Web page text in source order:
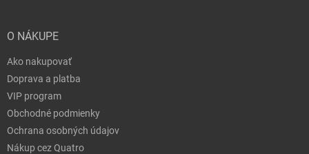
O NÁKUPE
Ako nakupovať
Doprava a platba
VIP program
Obchodné podmienky
Ochrana osobných údajov
Nákup cez Quatro